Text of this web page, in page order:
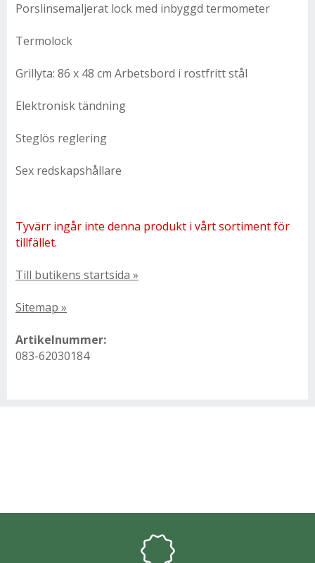
Porslinsemaljerat lock med inbyggd termometer
Termolock
Grillyta: 86 x 48 cm Arbetsbord i rostfritt stål
Elektronisk tändning
Steglös reglering
Sex redskapshållare
Tyvärr ingår inte denna produkt i vårt sortiment för
tillfället.
Till butikens startsida »
Sitemap »
Artikelnummer:
083-62030184